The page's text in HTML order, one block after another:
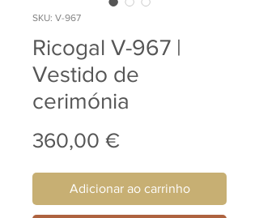
SKU: V-967
Ricogal V-967 |
Vestido de
cerimónia
360,00 €
Adicionar ao carrinho